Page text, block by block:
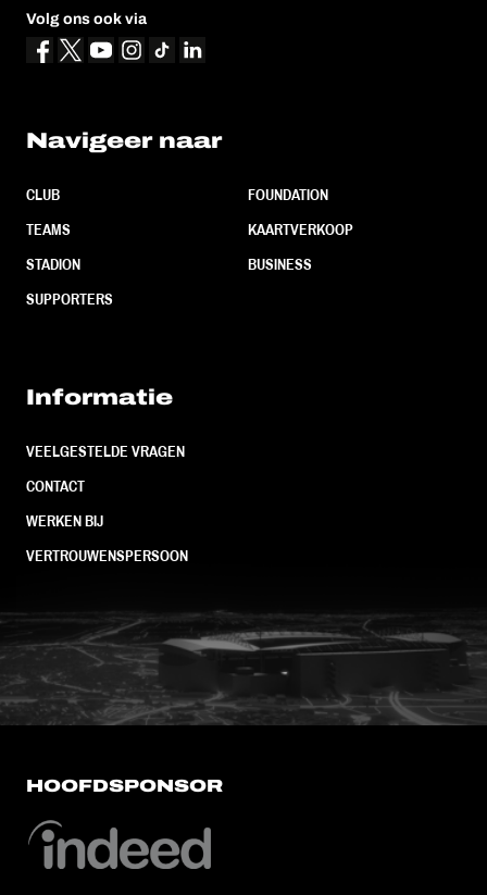
Volg ons ook via
Navigeer naar
CLUB
TEAMS
STADION
SUPPORTERS
FOUNDATION
KAARTVERKOOP
BUSINESS
Informatie
VEELGESTELDE VRAGEN
CONTACT
WERKEN BIJ
VERTROUWENSPERSOON
FC Utrecht<br>vanuit<br>het
HOOFDSPONSOR